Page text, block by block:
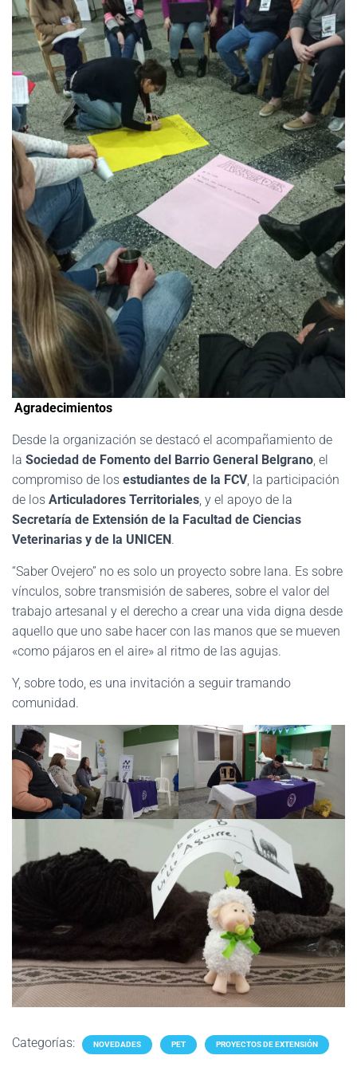
Agradecimientos
Desde la organización se destacó el acompañamiento de
la Sociedad de Fomento del Barrio General Belgrano, el
compromiso de los estudiantes de la FCV, la participación
de los Articuladores Territoriales, y el apoyo de la
Secretaría de Extensión de la Facultad de Ciencias
Veterinarias y de la UNICEN .
“Saber Ovejero” no es solo un proyecto sobre lana. Es sobre
vínculos, sobre transmisión de saberes, sobre el valor del
trabajo artesanal y el derecho a crear una vida digna desde
aquello que uno sabe hacer con las manos que se mueven
«como pájaros en el aire» al ritmo de las agujas.
Y, sobre todo, es una invitación a seguir tramando
comunidad.
Categorías: NOVEDADES PET PROYECTOS DE EXTENSIÓN